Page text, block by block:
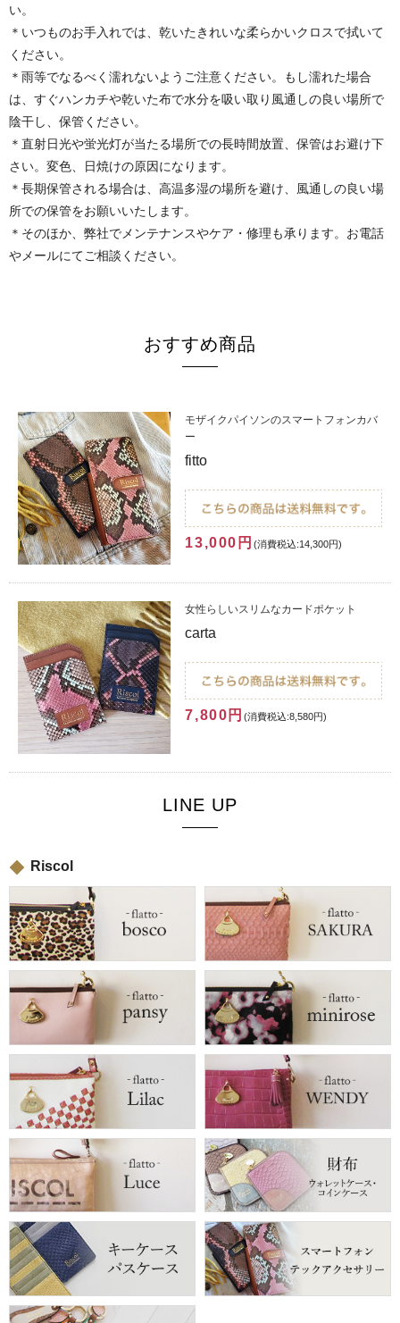
い。
＊いつものお手入れでは、乾いたきれいな柔らかいクロスで拭いて
ください。
＊雨等でなるべく濡れないようご注意ください。もし濡れた場合
は、すぐハンカチや乾いた布で水分を吸い取り風通しの良い場所で
陰干し、保管ください。
＊直射日光や蛍光灯が当たる場所での長時間放置、保管はお避け下
さい。変色、日焼けの原因になります。
＊長期保管される場合は、高温多湿の場所を避け、風通しの良い場
所での保管をお願いいたします。
＊そのほか、弊社でメンテナンスやケア・修理も承ります。お電話
やメールにてご相談ください。
おすすめ商品
モザイクパイソンのスマートフォンカバ
ー
fitto
13,000円 (消費税込:14,300円)
女性らしいスリムなカードポケット
carta
7,800円 (消費税込:8,580円)
LINE UP
Riscol